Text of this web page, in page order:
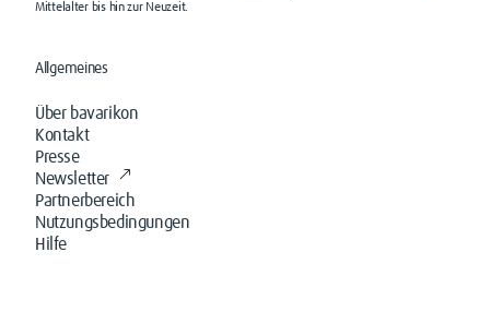
Mittelalter bis hin zur Neuzeit.
Allgemeines
Über bavarikon
Kontakt
Presse
Newsletter
Partnerbereich
Nutzungsbedingungen
Hilfe